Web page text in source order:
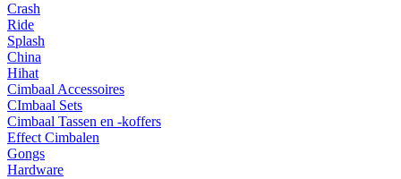
Crash
Ride
Splash
China
Hihat
Cimbaal Accessoires
CImbaal Sets
Cimbaal Tassen en -koffers
Effect Cimbalen
Gongs
Hardware